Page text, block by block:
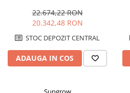
Sungrow, Goodwe, Sofar
22.674,22 RON
20.342,48 RON
STOC DEPOZIT CENTRAL
ADAUGA IN COS